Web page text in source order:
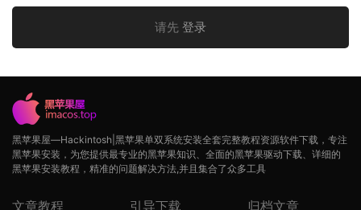
请先 登录
黑苹果屋—Hackintosh|黑苹果单双系统安装全套完整教程资源软件下载，专注
黑苹果安装，为您提供最专业的黑苹果知识、全面的黑苹果驱动下载、详细的
黑苹果安装教程，精准的问题解决方法,并且集合了众多工具
文章教程 引导下载 归档文章